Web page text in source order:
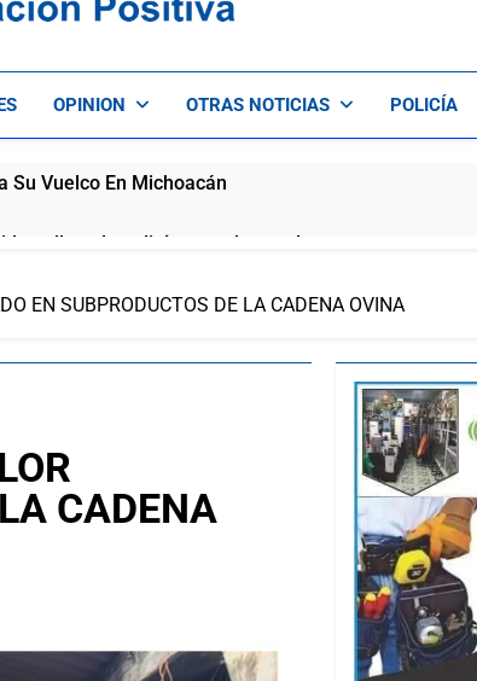
OPINION OTRAS NOTICIAS POLICÍA
Su Vuelco En Michoacán
y llega la policía para detenerla
público en Tlaxcala
en Huamantla
y construimos el futuro de México: Ana Lilia Rivera
2025 de SPM; observaciones serán subsanadas
en foca aplaudidora de Alfonso Sánchez
en la Apizaco-Tlaxco
La Feria De Ferias 2026: La Flor Tlaxcalteca”
EN SUBPRODUCTOS DE LA CADENA OVINA
CADENA